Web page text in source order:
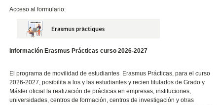
Acceso al formulario:
Información Erasmus Prácticas curso 2026-2027
El programa de movilidad de estudiantes Erasmus Prácticas, para el curso
2026-2027, posibilita a los y las estudiantes y recien titulados de Grado y
Máster oficial la realización de prácticas en empresas, instituciones,
universidades, centros de formación, centros de investigación y otras